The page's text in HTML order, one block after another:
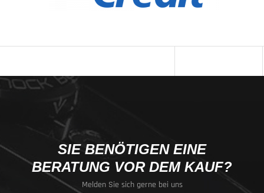
SIE BENÖTIGEN EINE
BERATUNG VOR DEM KAUF?
Melden Sie sich gerne bei uns